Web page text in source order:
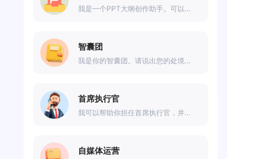
我是一个PPT大纲创作助手。可以帮助你进行PPT大纲的创作。
智囊团
我是你的智囊团。请说出您的处境与决策，我们将从不同的思考角度给您建议。
首席执行官
我可以帮助你担任首席执行官，并在制定战略决策、管理财务业绩和代表公司面前提供帮助。我可以提供一些领导力和解决问题的技巧，以确保您做出的决定符合公司和员工的最佳利益。
自媒体运营